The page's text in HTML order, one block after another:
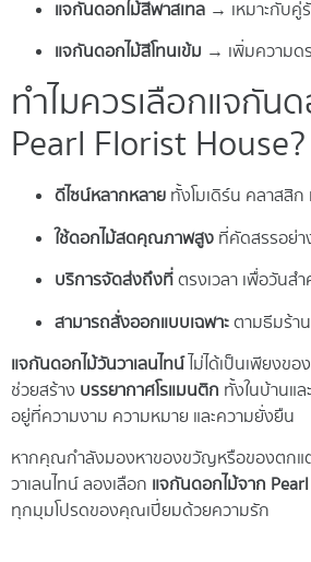
แจกันดอกไม้สีพาสเทล → เหมาะกับคู่
แจกันดอกไม้สีโทนเข้ม → เพิ่มความด
ทำไมควรเลือกแจกัน
Pearl Florist House?
ดีไซน์หลากหลาย ทั้งโมเดิร์น คลาสสิก
ใช้ดอกไม้สดคุณภาพสูง ที่คัดสรรอย่
บริการจัดส่งถึงที่ตรงเวลา เพื่อวัน
สามารถสั่งออกแบบเฉพาะตามธีมร้า
แจกันดอกไม้วันวาเลนไทน์ไม่ได้เป็นเพียงข
ช่วยสร้าง บรรยากาศโรแมนติก ทั้งในบ้านแ
อยู่ที่ความงาม ความหมาย และความยั่งยืน
หากคุณกำลังมองหาของขวัญหรือของตกแ
วาเลนไทน์ ลองเลือก แจกันดอกไม้จาก
ทุกมุมโปรดของคุณเปี่ยมด้วยความรัก